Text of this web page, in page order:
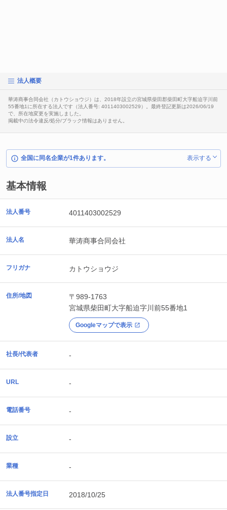
法人概要
華涛商事合同会社（カトウショウジ）は、2018年設立の宮城県柴田郡柴田町大字船迫字川前
55番地1に所在する法人です（法人番号: 4011403002529）。最終登記更新は2026/06/19
で、所在地変更を実施しました。
掲載中の法令違反/処分/ブラック情報はありません。
全国に同名企業が1件あります。 表示する
基本情報
法人番号 4011403002529
法人名 華涛商事合同会社
フリガナ カトウショウジ
住所/地図
〒989-1763
宮城県柴田町大字船迫字川前55番地1
Googleマップで表示
社長/代表者 -
URL -
電話番号 -
設立 -
業種 -
法人番号指定日 2018/10/25